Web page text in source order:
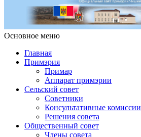
Основное меню
Примэрия Чишмикиой
Главная
Примэрия
Примар
Аппарат примэрии
Сельский совет
Советники
Консультативные комиссии
Решения совета
Общественный совет
Члены совета